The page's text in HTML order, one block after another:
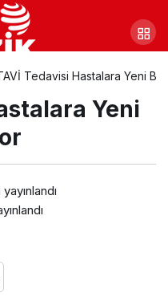
Tedavisi Hastalara Yeni
Yeni
tehdit ediyor